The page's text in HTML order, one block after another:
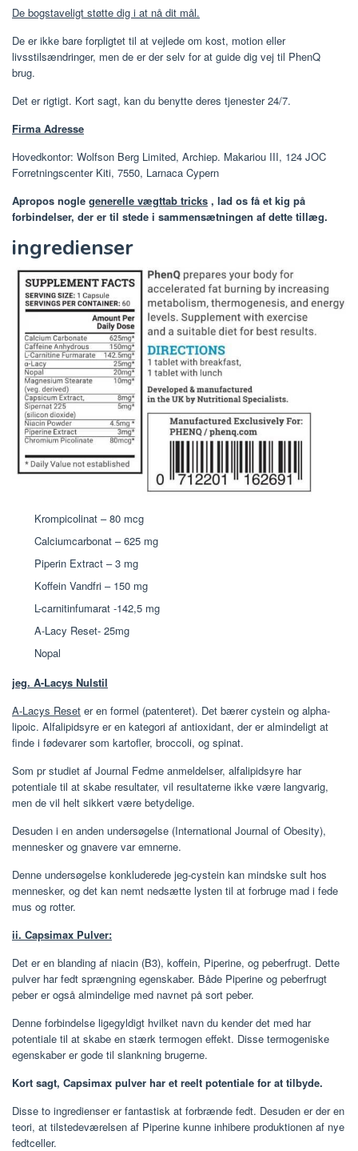
De bogstaveligt støtte dig i at nå dit mål.
De er ikke bare forpligtet til at vejlede om kost, motion eller
livsstilsændringer, men de er der selv for at guide dig vej til PhenQ
brug.
Det er rigtigt. Kort sagt, kan du benytte deres tjenester 24/7.
Firma Adresse
Hovedkontor: Wolfson Berg Limited, Archiep. Makariou III, 124 JOC
Forretningscenter Kiti, 7550, Larnaca Cypern
Apropos nogle generelle vægttab tricks , lad os få et kig på
forbindelser, der er til stede i sammensætningen af dette tillæg.
ingredienser
Krompicolinat – 80 mcg
Calciumcarbonat – 625 mg
Piperin Extract – 3 mg
Koffein Vandfri – 150 mg
L-carnitinfumarat -142,5 mg
A-Lacy Reset- 25mg
Nopal
jeg. A-Lacys Nulstil
A-Lacys Reset er en formel (patenteret). Det bærer cystein og alpha-
lipoic. Alfalipidsyre er en kategori af antioxidant, der er almindeligt at
finde i fødevarer som kartofler, broccoli, og spinat.
Som pr studiet af Journal Fedme anmeldelser, alfalipidsyre har
potentiale til at skabe resultater, vil resultaterne ikke være langvarig,
men de vil helt sikkert være betydelige.
Desuden i en anden undersøgelse (International Journal of Obesity),
mennesker og gnavere var emnerne.
Denne undersøgelse konkluderede jeg-cystein kan mindske sult hos
mennesker, og det kan nemt nedsætte lysten til at forbruge mad i fede
mus og rotter.
ii. Capsimax Pulver:
Det er en blanding af niacin (B3), koffein, Piperine, og peberfrugt. Dette
pulver har fedt sprængning egenskaber. Både Piperine og peberfrugt
peber er også almindelige med navnet på sort peber.
Denne forbindelse ligegyldigt hvilket navn du kender det med har
potentiale til at skabe en stærk termogen effekt. Disse termogeniske
egenskaber er gode til slankning brugerne.
Kort sagt, Capsimax pulver har et reelt potentiale for at tilbyde.
Disse to ingredienser er fantastisk at forbrænde fedt. Desuden er der en
teori, at tilstedeværelsen af ​​Piperine kunne inhibere produktionen af ​​nye
fedtceller.